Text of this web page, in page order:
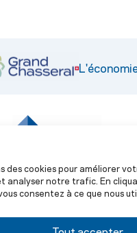
des cookies pour améliorer
analyser notre trafic. En
consentez à ce que nous
Engagement et
économique 2030